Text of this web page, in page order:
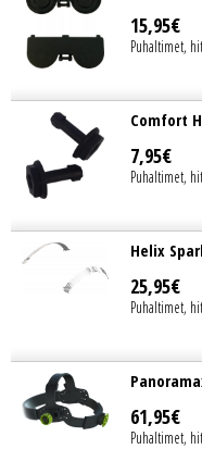
15,95€
Puhaltimet,
Comfort
7,95€
Puhaltimet,
Helix
25,95€
Puhaltimet,
61,95€
Puhaltimet,